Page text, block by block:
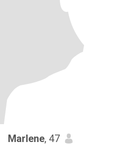
Marlene, 47